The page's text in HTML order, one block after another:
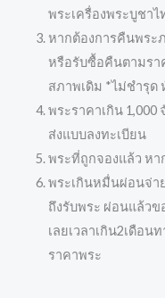
พระเครื่องพระบูชาไ
หากต้องการคืนพระ
หรือรับซื้อคืนตามร
สภาพเดิม *ไม่ชำรุด
พระราคาเกิน 1,000
ส่งแบบลงทะเบียน
พระที่ถูกจองแล้ว หา
พระเกินหมื่นผ่อนจ่า
ถึงรับพระ ผ่อนแล้วข
เลยเวลาเกิน2เดือน
ราคาพระ